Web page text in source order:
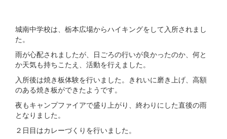
城南中学校は、栃本広場からハイキングをして入所されまし
た。
雨が心配されましたが、日ごろの行いが良かったのか、何と
か天気も持ちこたえ、活動を行えました。
入所後は焼き板体験を行いました。きれいに磨き上げ、高額
のある焼き板ができたようです。
夜もキャンプファイアで盛り上がり、終わりにした直後の雨
となりました。
２日目はカレーづくりを行いました。